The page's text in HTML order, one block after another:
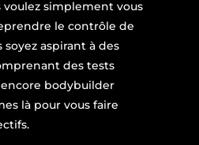
voulez simplement vous
le contrôle de
aspirant à des
des tests
bodybuilder
là pour vous faire